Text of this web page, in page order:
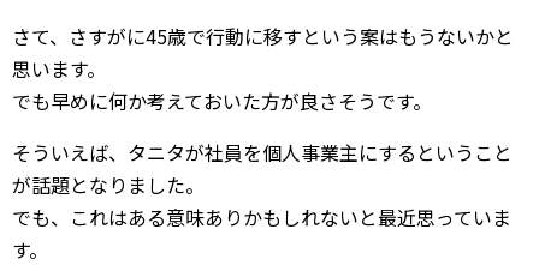
さて、さすがに45歳で行動に移すという案はもうないかと
思います。
でも早めに何か考えておいた方が良さそうです。
そういえば、タニタが社員を個人事業主にするということ
が話題となりました。
でも、これはある意味ありかもしれないと最近思っていま
す。